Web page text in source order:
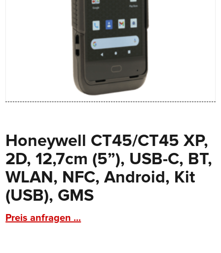
Honeywell CT45/CT45 XP,
2D, 12,7cm (5”), USB-C, BT,
WLAN, NFC, Android, Kit
(USB), GMS
Preis anfragen ...